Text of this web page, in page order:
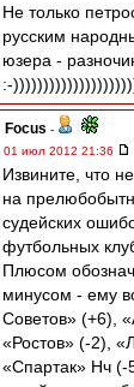
Не только
русским
юзера -
:-
Focus -
01 июл 2012 21:36
Извините, что
на
судейских
футбольных
Плюсом
минусом - ему
Советов» (+6),
«Ростов» (-2),
«Спартак» Нч (-